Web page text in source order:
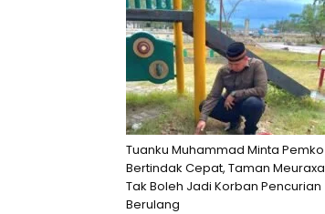
Tuanku Muhammad Minta Pemko
Bertindak Cepat, Taman Meuraxa
Tak Boleh Jadi Korban Pencurian
Berulang